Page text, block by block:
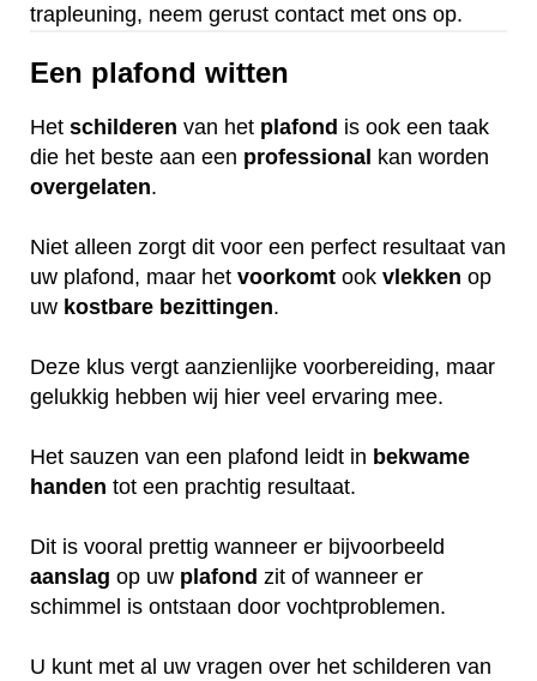
trapleuning, neem gerust contact met ons op.
Een plafond witten
Het schilderen van het plafond is ook een taak
die het beste aan een professional kan worden
overgelaten.
Niet alleen zorgt dit voor een perfect resultaat van
uw plafond, maar het voorkomt ook vlekken op
uw kostbare bezittingen.
Deze klus vergt aanzienlijke voorbereiding, maar
gelukkig hebben wij hier veel ervaring mee.
Het sauzen van een plafond leidt in bekwame
handen tot een prachtig resultaat.
Dit is vooral prettig wanneer er bijvoorbeeld
aanslag op uw plafond zit of wanneer er
schimmel is ontstaan door vochtproblemen.
U kunt met al uw vragen over het schilderen van